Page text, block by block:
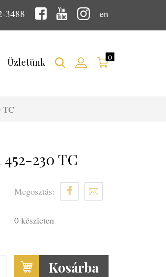
3488 en
Üzletünk 0
TC
230 TC
Megosztás:
0 készleten
Kosárba